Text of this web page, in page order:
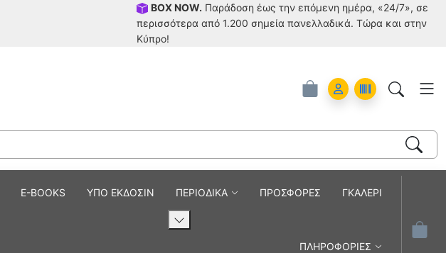
BOX NOW. Παράδοση έως την επόμενη ημέρα, «24/7», σε
περισσότερα από 1.200 σημεία πανελλαδικά. Tώρα και στην
Κύπρο!
Account
Orders
E-BOOKS ΥΠΟ ΕΚΔΟΣΙΝ ΠΕΡΙΟΔΙΚΑ ΠΡΟΣΦΟΡΕΣ ΓΚΑΛΕΡΙ
ΠΛΗΡΟΦΟΡΙΕΣ